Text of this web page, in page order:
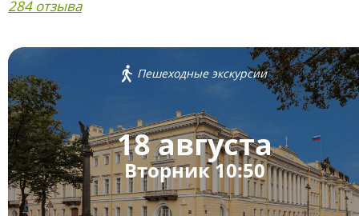
284 отзыва
Пешеходные экскурсии
18 августа
Вторник 10:50